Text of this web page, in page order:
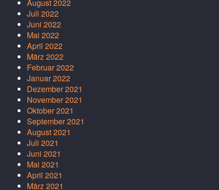
August 2022
Juli 2022
Juni 2022
Mai 2022
April 2022
März 2022
Februar 2022
Januar 2022
Dezember 2021
November 2021
Oktober 2021
September 2021
August 2021
Juli 2021
Juni 2021
Mai 2021
April 2021
März 2021